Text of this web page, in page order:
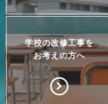
学校の改修工事を
お考えの方へ